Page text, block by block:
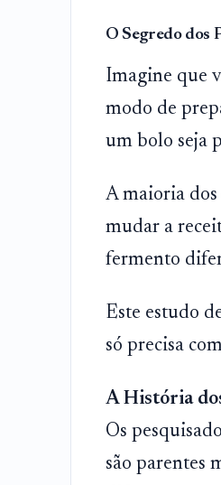
O Segredo dos
Imagine que
modo de
um bolo seja
A maioria dos
mudar a
fermento
Este estudo
só precisa
A História
Os
são parentes